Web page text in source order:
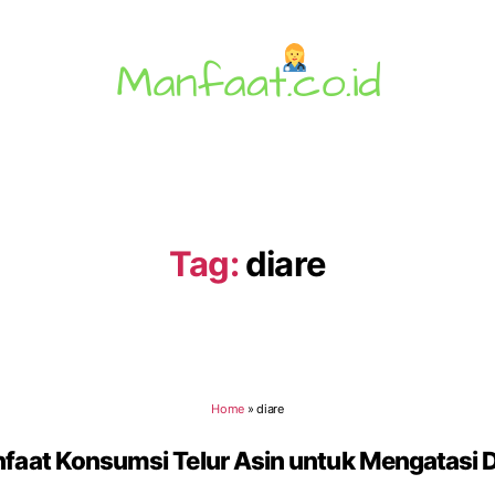
Tag:diare
Home »diare
Konsumsi Telur Asin untuk Mengatasi